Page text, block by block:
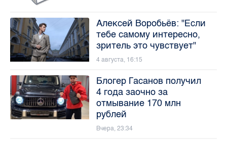
Алексей Воробьёв: "Если
тебе самому интересно,
зритель это чувствует"
4 августа, 16:15
Блогер Гасанов получил
4 года заочно за
отмывание 170 млн
рублей
Вчера, 23:34